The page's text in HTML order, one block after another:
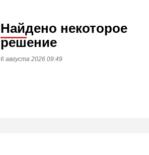
Найдено некоторое
решение
6 августа 2026 09:49